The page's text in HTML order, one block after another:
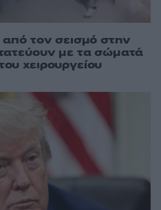
από τον σεισμό στην
με τα σώματά
χειρουργείου